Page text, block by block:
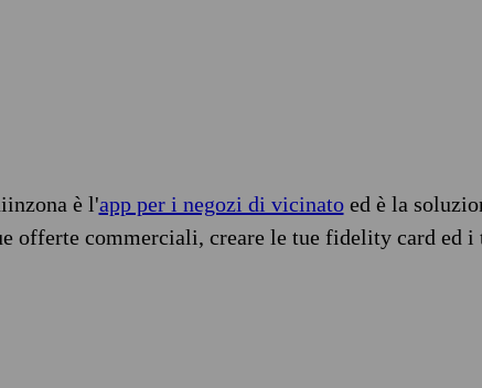
è l'app per i negozi di vicinatoed è la
offerte commerciali, creare le tue fidelity card ed i